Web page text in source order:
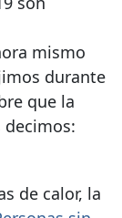
mismo
durante
que la
decimos:
de calor, la